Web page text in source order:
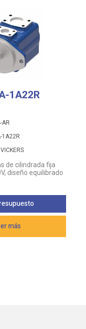
1A22R
de cilindrada fija
diseño equilibrado
más